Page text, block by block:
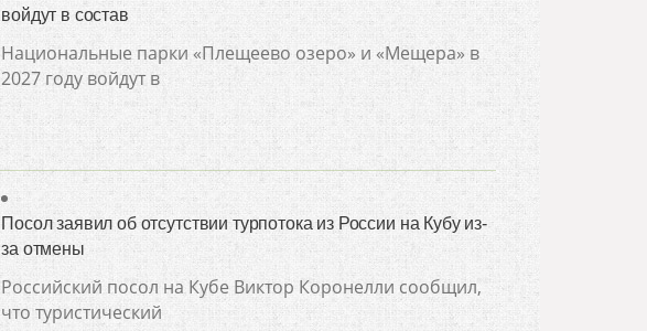
войдут в состав
Национальные парки «Плещеево озеро» и «Мещера» в
2027 году войдут в
Посол заявил об отсутствии турпотока из России на Кубу из-
за отмены
Российский посол на Кубе Виктор Коронелли сообщил,
что туристический